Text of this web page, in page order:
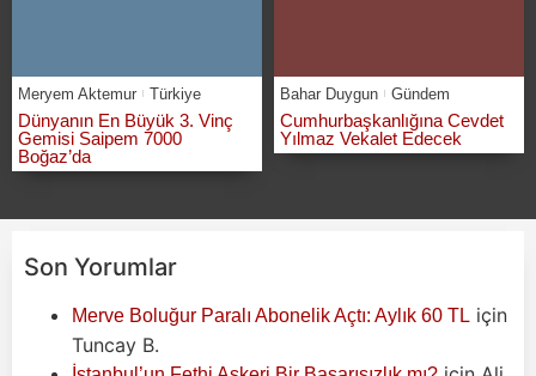
Meryem Aktemur Türkiye
Dünyanın En Büyük 3. Vinç
Gemisi Saipem 7000
Boğaz’da
Bahar Duygun Gündem
Cumhurbaşkanlığına Cevdet
Yılmaz Vekalet Edecek
Son Yorumlar
Merve Boluğur Paralı Abonelik Açtı: Aylık 60 TL için
Tuncay B.